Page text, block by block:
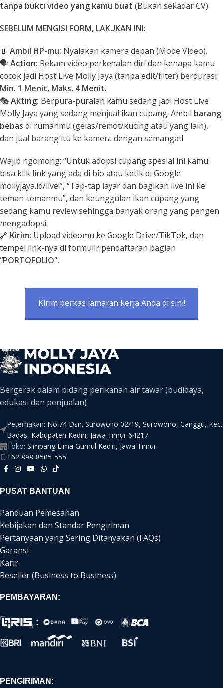
tanpa bukti video yang kamu buat (Bukan sekadar CV).
SEBELUM MENGISI FORM, LAKUKAN INI:
📱 Ambil HP-mu: Nyalakan kamera depan (Mode Video).
🗣️Action: Rekam video perkenalan diri dan kenapa kamu
cocok jadi Host Live Molly Jaya (tanpa edit/filter) berdurasi
Min. 1 Menit, Maks. 4 Menit.
🎭Akting: Berpura-puralah kamu sedang jadi Host Live
Molly Jaya yang sedang menjual ikan cupang. Ambil barang
bebas di rumahmu (gelas/remot/kucing atau yang lain),
dan jual barang itu ke kamera dengan semangat!
Wajib ngomong: “Untuk adopsi cupang spesial ini kamu
bisa klik link yang ada di bio atau ketik di Google
mollyjaya.id/live!”, “Tap-tap layar dan bagikan live ini ke
teman-temanmu”, dan keunggulan ikan cupang yang
sedang kamu review sehingga banyak orang yang pengen
mengadopsi.
🔗 Kirim: Upload videomu ke Google Drive/TikTok, dan
tempel link-nya di formulir pendaftaran bagian
“PORTOFOLIO”.
Kirim berkas lamaran kerja Anda di sini!
Bergerak dalam bidang perikanan air tawar (budidaya,
edukasi dan penjualan)
Peternakan: No.74 Dsn. Surowono 02/19, Surowono, Canggu, Kec.
Badas, Kabupaten Kediri, Jawa Timur 64217
Toko: Simpang Lima Gumul Kediri, Jawa Timur
+62 898-8505-555
PUSAT BANTUAN
Panduan Pemesanan
Kebijakan dan Standar Pengiriman
Pertanyaan yang Sering Ditanyakan (FAQs)
Garansi
Karir
Reseller (Business to Business)
PEMBAYARAN:
PENGIRIMAN: